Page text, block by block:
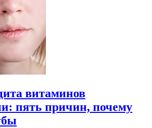
витаминов
пять причин, почему